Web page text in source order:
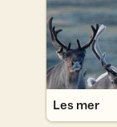
Les mer